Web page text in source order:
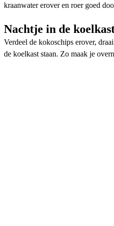
kraanwater erover en roer goed
Nachtje in de
Verdeel de kokoschips erover,
de koelkast staan. Zo maak je